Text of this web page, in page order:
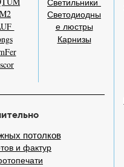
Светодиодны
е люстры
Карнизы
потолков
и фактур